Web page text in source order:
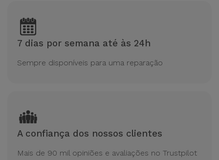
7 dias por semana até às 24h
Sempre disponíveis para uma reparação
A confiança dos nossos clientes
Mais de 90 mil opiniões e avaliações no Trustpilot